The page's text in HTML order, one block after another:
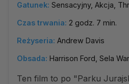
Gatunek: Sensacyjny, Akcja,
Czas trwania: 2 godz. 7 min.
Reżyseria: Andrew Davis
Obsada: Harrison Ford, Sela
Ten film to po "Parku